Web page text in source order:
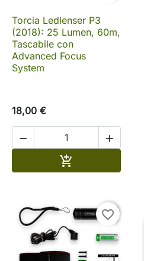
Torcia Ledlenser P3
(2018): 25 Lumen, 60m,
Tascabile con
Advanced Focus
System
18,00 €
 

favorite_border